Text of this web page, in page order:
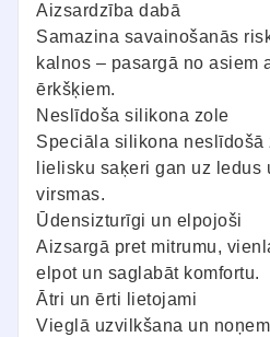
Aizsardzība dabā
Samazina savainošanās
kalnos – pasargā no asiem
ērkšķiem.
Neslīdoša silikona zole
Speciāla silikona neslīdošā
lielisku saķeri gan uz
virsmas.
Ūdensizturīgi un elpojoši
Aizsargā pret mitrumu,
elpot un saglabāt komfortu.
Ātri un ērti lietojami
Vieglā uzvilkšana un